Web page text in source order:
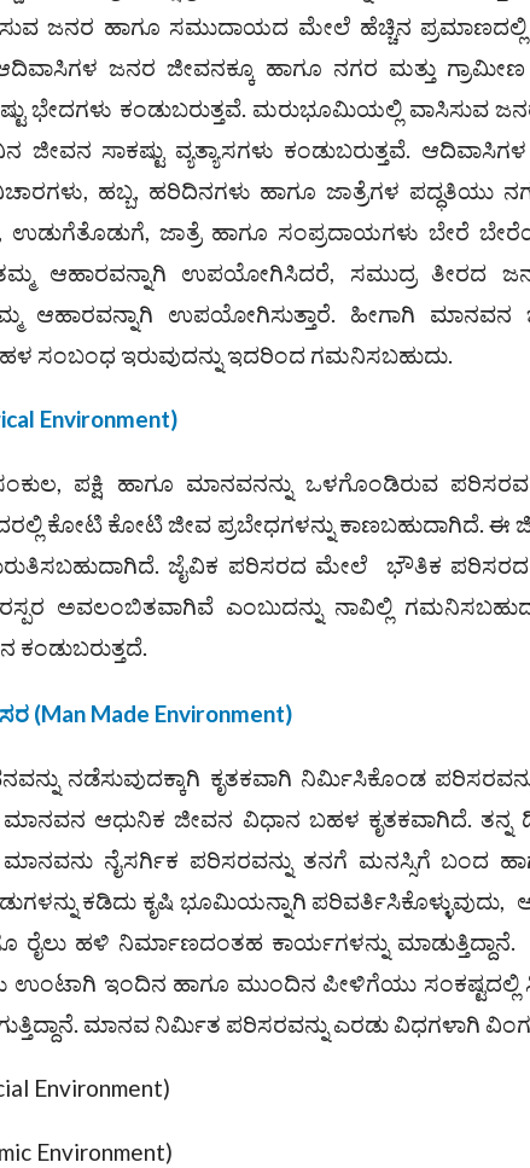
ಜನರ ಹಾಗೂ ಸಮುದಾಯದ ಮೇಲೆ ಹೆಚ್ಚಿನ ಪ್ರಮಾಣದಲ್ಲಿ
ಜನರ ಜೀವನಕ್ಕೂ ಹಾಗೂ ನಗರ ಮತ್ತು
ಭೇದಗಳು ಕಂಡುಬರುತ್ತವೆ. ಮರುಭೂಮಿಯಲ್ಲಿ ವಾಸಿಸುವ
ಜೀವನ ಸಾಕಷ್ಟು ವ್ಯತ್ಯಾಸಗಳು ಕಂಡುಬರುತ್ತವೆ.
ಹಬ್ಬ, ಹರಿದಿನಗಳು ಹಾಗೂ ಜಾತ್ರೆಗಳ ಪದ್ಧತಿಯು
ಉಡುಗೆತೊಡುಗೆ, ಜಾತ್ರೆ ಹಾಗೂ ಸಂಪ್ರದಾಯಗಳು ಬೇರೆ
ತಮ್ಮ ಆಹಾರವನ್ನಾಗಿ ಉಪಯೋಗಿಸಿದರೆ, ಸಮುದ್ರ ತೀರದ
ಆಹಾರವನ್ನಾಗಿ ಉಪಯೋಗಿಸುತ್ತಾರೆ. ಹೀಗಾಗಿ ಮಾನವನ
ಸಂಬಂಧ ಇರುವುದನ್ನು ಇದರಿಂದ ಗಮನಿಸಬಹುದು.
Environment)
ಪಕ್ಷಿ ಹಾಗೂ ಮಾನವನನ್ನು ಒಳಗೊಂಡಿರುವ
ಕೋಟಿ ಕೋಟಿ ಜೀವ ಪ್ರಬೇಧಗಳನ್ನು ಕಾಣಬಹುದಾಗಿದೆ. ಈ
ಜೈವಿಕ ಪರಿಸರದ ಮೇಲೆ ಭೌತಿಕ ಪರಿಸರದ
ಅವಲಂಬಿತವಾಗಿವೆ ಎಂಬುದನ್ನು ನಾವಿಲ್ಲಿ
(Man Made Environment)
ನಡೆಸುವುದಕ್ಕಾಗಿ ಕೃತಕವಾಗಿ ನಿರ್ಮಿಸಿಕೊಂಡ
ಆಧುನಿಕ ಜೀವನ ವಿಧಾನ ಬಹಳ ಕೃತಕವಾಗಿದೆ. ತನ್ನ
ಮಾನವನು ನೈಸರ್ಗಿಕ ಪರಿಸರವನ್ನು ತನಗೆ ಮನಸ್ಸಿಗೆ ಬಂದ ಹಾಗೆ
ಕಡಿದು ಕೃಷಿ ಭೂಮಿಯನ್ನಾಗಿ ಪರಿವರ್ತಿಸಿಕೊಳ್ಳುವುದು,
ರೈಲು ಹಳಿ ನಿರ್ಮಾಣದಂತಹ ಕಾರ್ಯಗಳನ್ನು
ಇಂದಿನ ಹಾಗೂ ಮುಂದಿನ ಪೀಳಿಗೆಯು ಸಂಕಷ್ಟದಲ್ಲಿ
ಮಾನವ ನಿರ್ಮಿತ ಪರಿಸರವನ್ನು ಎರಡು ವಿಧಗಳಾಗಿ
Environment)
Environment)